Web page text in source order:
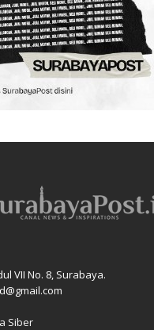
VII No. 8, Surabaya.
Siber